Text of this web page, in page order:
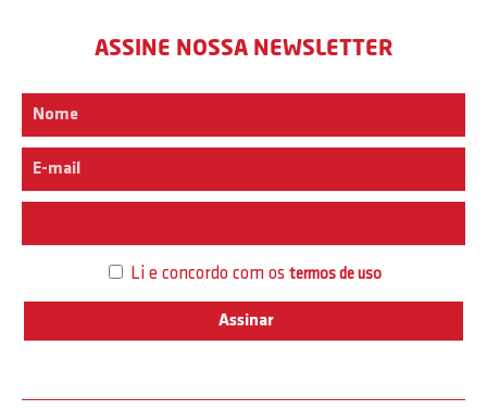
ASSINE NOSSA NEWSLETTER
Li e concordo com os termos de uso